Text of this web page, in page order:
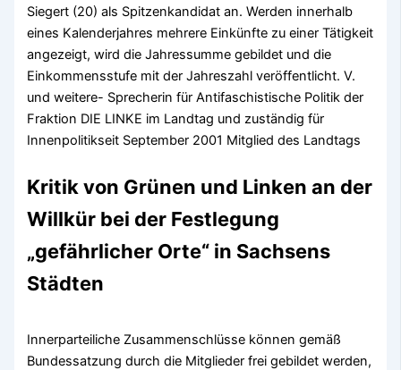
Siegert (20) als Spitzenkandidat an. Werden innerhalb
eines Kalenderjahres mehrere Einkünfte zu einer Tätigkeit
angezeigt, wird die Jahressumme gebildet und die
Einkommensstufe mit der Jahreszahl veröffentlicht. V.
und weitere- Sprecherin für Antifaschistische Politik der
Fraktion DIE LINKE im Landtag und zuständig für
Innenpolitikseit September 2001 Mitglied des Landtags
Kritik von Grünen und Linken an der
Willkür bei der Festlegung
„gefährlicher Orte“ in Sachsens
Städten
Innerparteiliche Zusammenschlüsse können gemäß
Bundessatzung durch die Mitglieder frei gebildet werden,